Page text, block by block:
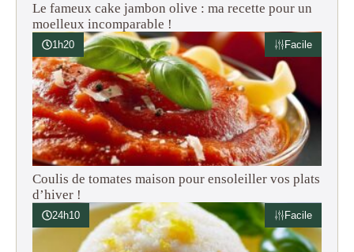
Le fameux cake jambon olive : ma recette pour un
moelleux incomparable !
1h20 Facile
Coulis de tomates maison pour ensoleiller vos plats
d’hiver !
24h10 Facile